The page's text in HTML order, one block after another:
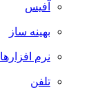
آفیس
بهینه ساز
نرم
تلفن